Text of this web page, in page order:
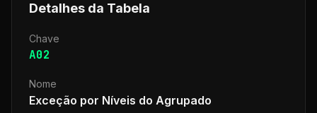
Detalhes da Tabela
Chave
A02
Nome
Exceção por Níveis do Agrupado